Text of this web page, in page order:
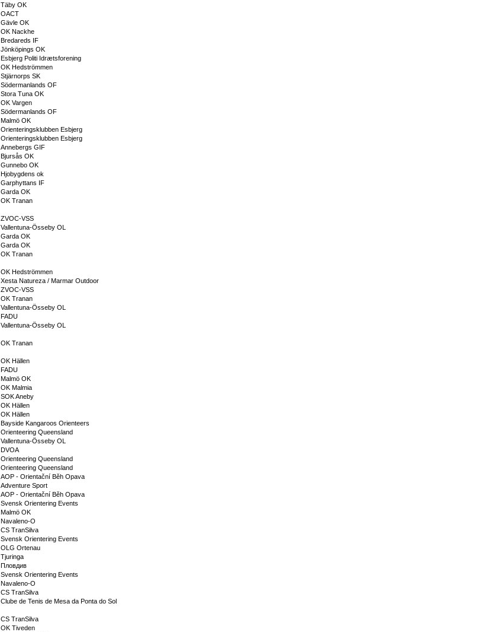
Täby OK
OACT
Gävle OK
OK Nackhe
Bredareds IF
Jönköpings OK
Esbjerg Politi Idrætsforening
OK Hedströmmen
Stjärnorps SK
Södermanlands OF
Stora Tuna OK
OK Vargen
Södermanlands OF
Malmö OK
Orienteringsklubben Esbjerg
Orienteringsklubben Esbjerg
Annebergs GIF
Bjursås OK
Gunnebo OK
Hjobygdens ok
Garphyttans IF
Garda OK
OK Tranan
ZVOC-VSS
Vallentuna-Össeby OL
Garda OK
Garda OK
OK Tranan
OK Hedströmmen
Xesta Natureza / Marmar Outdoor
ZVOC-VSS
OK Tranan
Vallentuna-Össeby OL
FADU
Vallentuna-Össeby OL
OK Tranan
OK Hällen
FADU
Malmö OK
OK Malmia
SOK Aneby
OK Hällen
OK Hällen
Bayside Kangaroos Orienteers
Orienteering Queensland
Vallentuna-Össeby OL
DVOA
Orienteering Queensland
Orienteering Queensland
AOP - Orientační Běh Opava
Adventure Sport
AOP - Orientační Běh Opava
Svensk Orientering Events
Malmö OK
Navaleno-O
CS TranSilva
Svensk Orientering Events
OLG Ortenau
Tjuringa
Пловдив
Svensk Orientering Events
Navaleno-O
CS TranSilva
Clube de Tenis de Mesa da Ponta do Sol
CS TranSilva
OK Tiveden